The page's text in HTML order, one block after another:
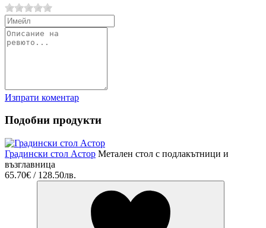
Изпрати коментар
Подобни продукти
Градински стол Астор Метален стол с подлакътници и
възглавница
65.70€ / 128.50лв.